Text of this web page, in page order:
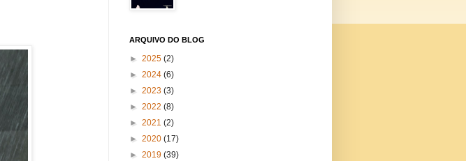
ARQUIVO DO BLOG
► 2025 (2)
► 2024 (6)
► 2023 (3)
► 2022 (8)
► 2021 (2)
► 2020 (17)
► 2019 (39)